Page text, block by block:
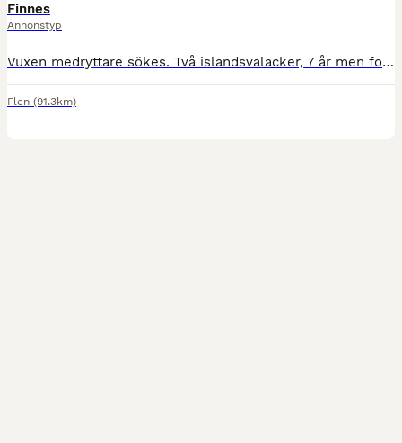
Finnes
Annonstyp
Vuxen medryttare sökes. Två islandsvalacker, 7 år men fortfarande under inlärning. Insuttna och behöver nu sättas igång på allvar. Mycket snälla men behöver mera ridträning. Pga min trasiga kropp så h
Flen (91.3km)